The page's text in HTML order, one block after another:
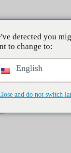
detected you
to change to:
English
and do not switch